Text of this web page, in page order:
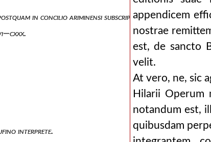
in concilio ariminensi subscripserunt.
interprete.
appendicem
nostrae
est, de sancto
velit.
At vero, ne, sic
Hilarii Operum
notandum est,
quibusdam